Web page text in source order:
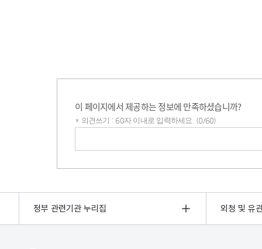
이 페이지에서 제공하는 정보에 만족하셨습니까?
* 의견쓰기 : 60자 이내로 입력하세요. (0/60)
정부 관련기관 누리집 외청 및 유